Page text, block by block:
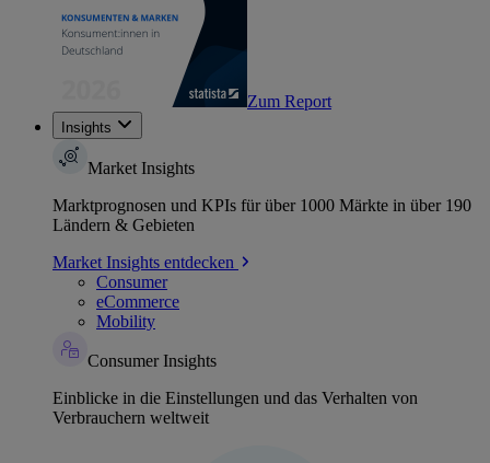
Zum Report
Insights
Market Insights
Marktprognosen und KPIs für über 1000 Märkte in über 190
Ländern & Gebieten
Market Insights entdecken
Consumer
eCommerce
Mobility
Consumer Insights
Einblicke in die Einstellungen und das Verhalten von
Verbrauchern weltweit